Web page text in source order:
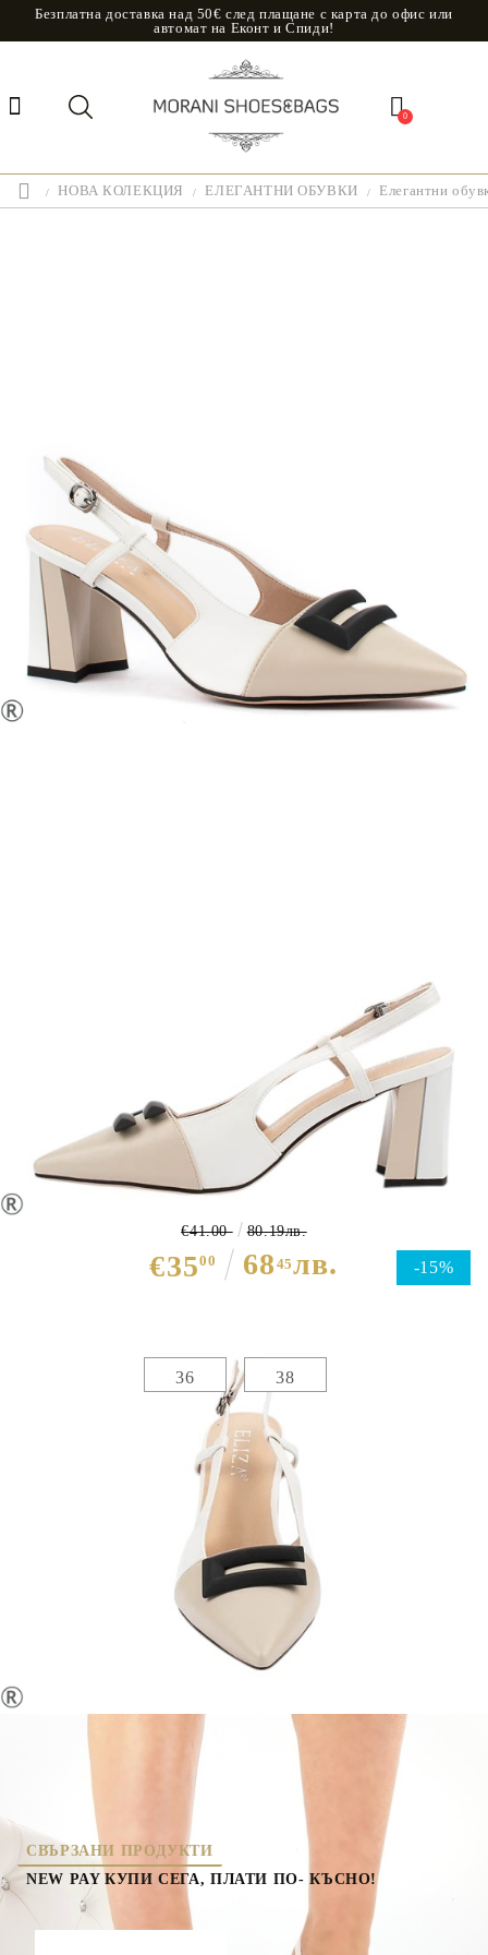
Безплатна доставка над 50€ след плащане с карта до офис или
автомат на Еконт и Спиди!
0
НОВА КОЛЕКЦИЯ ЕЛЕГАНТНИ ОБУВКИ Елегантни
Елегантни обувки в бял и бежов
цвят- Eliza Bulgaria 10338
-15%
€3500 68 45лв.
€41.00 80.19лв.
36 38
БЕЖОВ
ЕКО КОЖА
МАТЕРИАЛ ВЪТРЕШНА ЧАСТ:
ЕКО КОЖА
ЕСТЕСТВЕНА КОЖА
7 см.
елегантни обувки
СВЪРЗАНИ ПРОДУКТИ
NEW PAY КУПИ СЕГА, ПЛАТИ ПО- КЪСНО!